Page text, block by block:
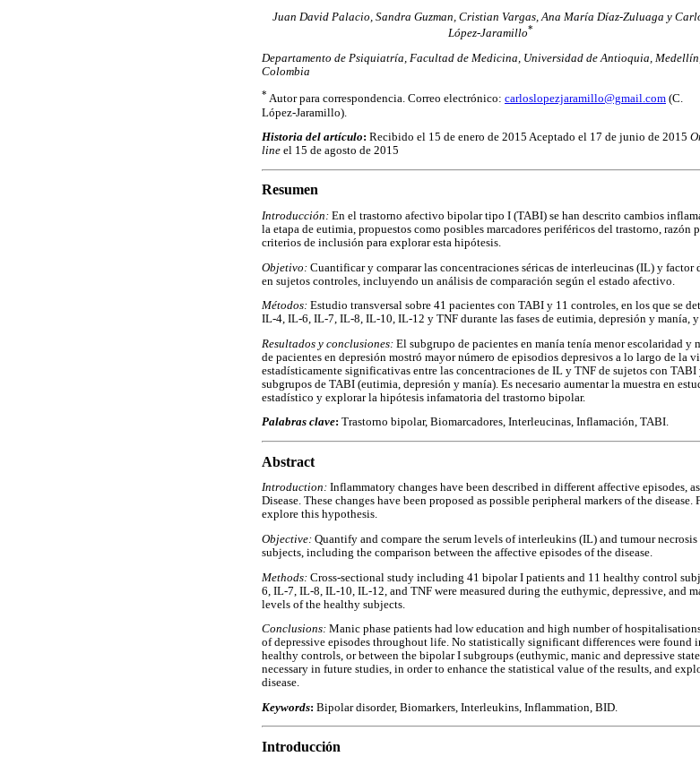
Juan David Palacio, Sandra Guzman, Cristian Vargas, Ana María Díaz-Zuluaga y
López-Jaramillo*
Departamento de Psiquiatría, Facultad de Medicina, Universidad de Antioquia, Medellín,
Colombia
* Autor para correspondencia. Correo electrónico: carloslopezjaramillo@gmail.com (C.
López-Jaramillo).
Historia del artículo: Recibido el 15 de enero de 2015 Aceptado el 17 de junio de 2015
line el 15 de agosto de 2015
Resumen
Introducción: En el trastorno afectivo bipolar tipo I (TABI) se han descrito cambios
la etapa de eutimia, propuestos como posibles marcadores periféricos del trastorno, razón
criterios de inclusión para explorar esta hipótesis.
Objetivo: Cuantificar y comparar las concentraciones séricas de interleucinas (IL) y
en sujetos controles, incluyendo un análisis de comparación según el estado afectivo.
Métodos: Estudio transversal sobre 41 pacientes con TABI y 11 controles, en los que se
IL-4, IL-6, IL-7, IL-8, IL-10, IL-12 y TNF durante las fases de eutimia, depresión y manía,
Resultados y conclusiones: El subgrupo de pacientes en manía tenía menor escolaridad
de pacientes en depresión mostró mayor número de episodios depresivos a lo largo de la
estadísticamente significativas entre las concentraciones de IL y TNF de sujetos con
subgrupos de TABI (eutimia, depresión y manía). Es necesario aumentar la muestra en
estadístico y explorar la hipótesis infamatoria del trastorno bipolar.
Palabras clave: Trastorno bipolar, Biomarcadores, Interleucinas, Inflamación, TABI.
Abstract
Introduction: Inflammatory changes have been described in different affective episodes,
Disease. These changes have been proposed as possible peripheral markers of the
explore this hypothesis.
Objective: Quantify and compare the serum levels of interleukins (IL) and tumour
subjects, including the comparison between the affective episodes of the disease.
Methods: Cross-sectional study including 41 bipolar I patients and 11 healthy control
6, IL-7, IL-8, IL-10, IL-12, and TNF were measured during the euthymic, depressive, and
levels of the healthy subjects.
Conclusions: Manic phase patients had low education and high number of
of depressive episodes throughout life. No statistically significant differences were found
healthy controls, or between the bipolar I subgroups (euthymic, manic and depressive
necessary in future studies, in order to enhance the statistical value of the results, and
disease.
Keywords: Bipolar disorder, Biomarkers, Interleukins, Inflammation, BID.
Introducción